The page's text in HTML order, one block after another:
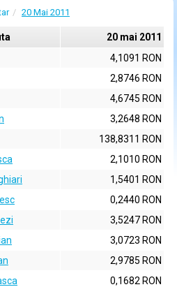
20 Mai 2011
20 mai 2011
4,1091 RON
2,8746 RON
4,6745 RON
3,2648 RON
138,8311 RON
2,1010 RON
1,5401 RON
0,2440 RON
3,5247 RON
3,0723 RON
2,9785 RON
0,1682 RON